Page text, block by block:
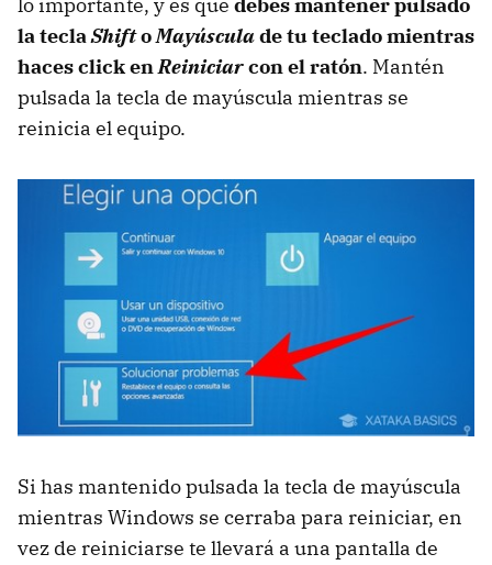
lo importante, y es que debes mantener pulsado
la teclaShiftoMayúsculade tu teclado mientras
haces click enReiniciarcon el ratón. Mantén
pulsada la tecla de mayúscula mientras se
reinicia el equipo.
Si has mantenido pulsada la tecla de mayúscula
mientras Windows se cerraba para reiniciar, en
vez de reiniciarse te llevará a una pantalla de